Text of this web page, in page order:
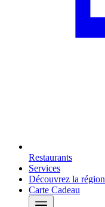
Restaurants
Services
Découvrez la région
Carte Cadeau